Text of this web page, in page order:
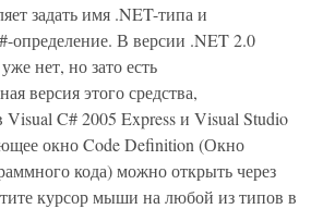
задать имя .NET-типа и
определение. В версии .NET 2.0
нет, но зато есть
версия этого средства,
Visual C# 2005 Express и Visual Studio
окно Code Definition (Окно
кода) можно открыть через
курсор мыши на любой из типов в